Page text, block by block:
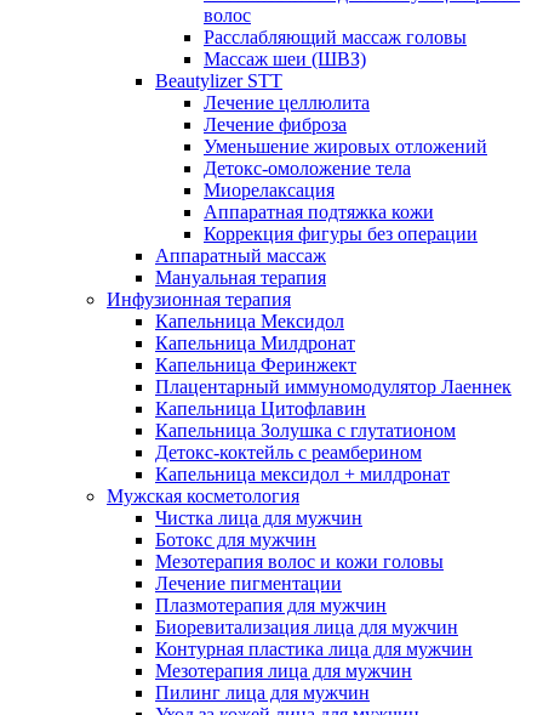
волос
Расслабляющий массаж головы
Массаж шеи (ШВЗ)
Beautylizer STT
Лечение целлюлита
Лечение фиброза
Уменьшение жировых отложений
Детокс-омоложение тела
Миорелаксация
Аппаратная подтяжка кожи
Коррекция фигуры без операции
Аппаратный массаж
Мануальная терапия
Инфузионная терапия
Капельница Мексидол
Капельница Милдронат
Капельница Феринжект
Плацентарный иммуномодулятор Лаеннек
Капельница Цитофлавин
Капельница Золушка с глутатионом
Детокс-коктейль с реамберином
Капельница мексидол + милдронат
Мужская косметология
Чистка лица для мужчин
Ботокс для мужчин
Мезотерапия волос и кожи головы
Лечение пигментации
Плазмотерапия для мужчин
Биоревитализация лица для мужчин
Контурная пластика лица для мужчин
Мезотерапия лица для мужчин
Пилинг лица для мужчин